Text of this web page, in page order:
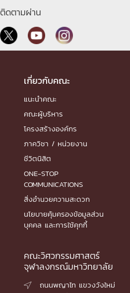
ติดตามผ่าน
เกี่ยวกับคณะ
แนะนำคณะ
คณะผู้บริหาร
โครงสร้างองค์กร
ภาควิชา / หน่วยงาน
ชีวิตนิสิต
ONE-STOP
COMMUNICATIONS
สิ่งอำนวยความสะดวก
นโยบายคุ้มครองข้อมูลส่วน
บุคคล และการใช้คุกกี้
คณะวิศวกรรมศาสตร์
จุฬาลงกรณ์มหาวิทยาลัย

ถนนพญาไท แขวงวังใหม่